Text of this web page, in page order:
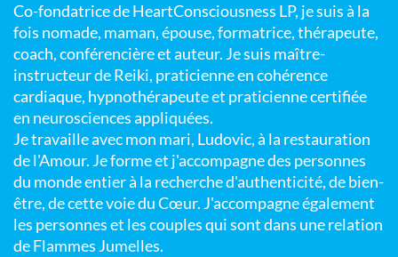
Co-fondatrice de HeartConsciousness LP, je suis à la
fois nomade, maman, épouse, formatrice, thérapeute,
coach, conférencière et auteur. Je suis maître-
instructeur de Reiki, praticienne en cohérence
cardiaque, hypnothérapeute et praticienne certifiée
en neurosciences appliquées.
Je travaille avec mon mari, Ludovic, à la restauration
de l'Amour. Je forme et j'accompagne des personnes
du monde entier à la recherche d'authenticité, de bien-
être, de cette voie du Cœur. J'accompagne également
les personnes et les couples qui sont dans une relation
de Flammes Jumelles.